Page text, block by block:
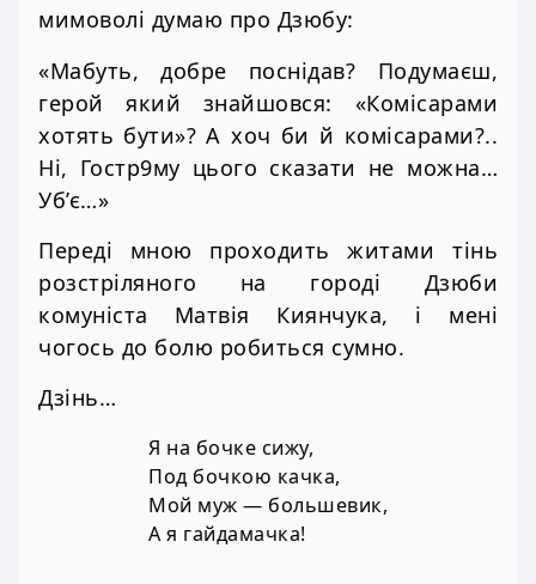
мимоволі думаю про Дзюбу:
«Мабуть, добре поснідав? Подумаєш,
герой який знайшовся: «Комісарами
хотять бути»? А хоч би й комісарами?..
Ні, Гостр9му цього сказати не можна…
Уб’є…»
Переді мною проходить житами тінь
розстріляного на городі Дзюби
комуніста Матвія Киянчука, і мені
чогось до болю робиться сумно.
Дзінь…
Я на бочке сижу,
Под бочкою качка,
Мой муж — большевик,
А я гайдамачка!